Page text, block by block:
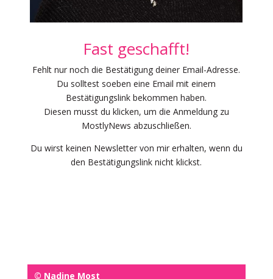
Fast geschafft!
Fehlt nur noch die Bestätigung deiner Email-Adresse.
Du solltest soeben eine Email mit einem
Bestätigungslink bekommen haben.
Diesen musst du klicken, um die Anmeldung zu
MostlyNews abzuschließen.
Du wirst keinen Newsletter von mir erhalten, wenn du
den Bestätigungslink nicht klickst.
© Nadine Most